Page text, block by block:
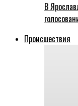
В
Происшествия